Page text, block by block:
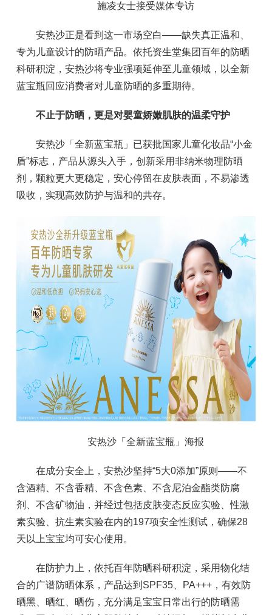
施凌女士接受媒体专访
安热沙正是看到这一市场空白——缺失真正温和、
专为儿童设计的防晒产品。依托资生堂集团百年的防晒
科研积淀，安热沙将专业强项延伸至儿童领域，以全新
蓝宝瓶回应消费者对儿童防晒的多重期待。
不止于防晒，更是对婴童娇嫩肌肤的温柔守护
安热沙「全新蓝宝瓶」已获批国家儿童化妆品“小金
盾”标志，产品从源头入手，创新采用非纳米物理防晒
剂，颗粒更大更稳定，安心停留在皮肤表面，不易渗透
吸收，实现高效防护与温和的共存。
安热沙「全新蓝宝瓶」海报
在成分安全上，安热沙坚持“5大0添加”原则——不
含酒精、不含香精、不含色素、不含尼泊金酯类防腐
剂、不含矿物油，并经过包括皮肤变态反应实验、性激
素实验、抗生素实验在内的197项安全性测试，确保28
天以上宝宝均可安心使用。
在防护力上，依托百年防晒科研积淀，采用物化结
合的广谱防晒体系，产品达到SPF35、PA+++，有效防
晒黑、晒红、晒伤，充分满足宝宝日常出行的防晒需